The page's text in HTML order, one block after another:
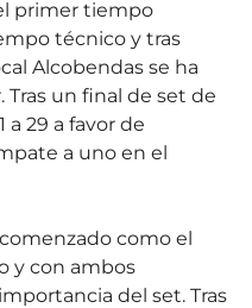
primer tiempo
técnico y tras
Alcobendas se ha
un final de set de
a 29 a favor de
a uno en el
como el
y con ambos
del set. Tras